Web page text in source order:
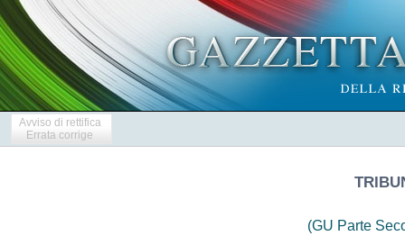
Avviso di rettifica
Errata corrige
(GU Parte